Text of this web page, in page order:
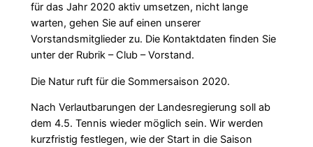
für das Jahr 2020 aktiv umsetzen, nicht lange
warten, gehen Sie auf einen unserer
Vorstandsmitglieder zu. Die Kontaktdaten finden Sie
unter der Rubrik – Club – Vorstand.
Die Natur ruft für die Sommersaison 2020.
Nach Verlautbarungen der Landesregierung soll ab
dem 4.5. Tennis wieder möglich sein. Wir werden
kurzfristig festlegen, wie der Start in die Saison